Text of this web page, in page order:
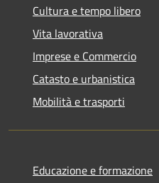
Cultura e tempo libero
Vita lavorativa
Imprese e Commercio
Catasto e urbanistica
Mobilità e trasporti
Educazione e formazione